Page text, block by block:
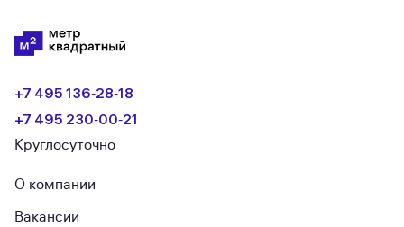
+7 495 136‑28‑18
+7 495 230‑00‑21
Круглосуточно
О компании
Вакансии